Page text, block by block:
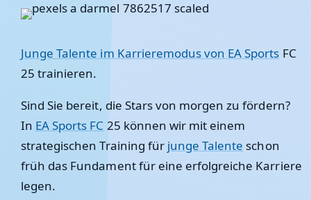
Junge Talente im Karrieremodus von EA Sports FC
25 trainieren.
Sind Sie bereit, die Stars von morgen zu fördern?
In EA Sports FC 25 können wir mit einem
strategischen Training für junge Talente schon
früh das Fundament für eine erfolgreiche Karriere
legen.